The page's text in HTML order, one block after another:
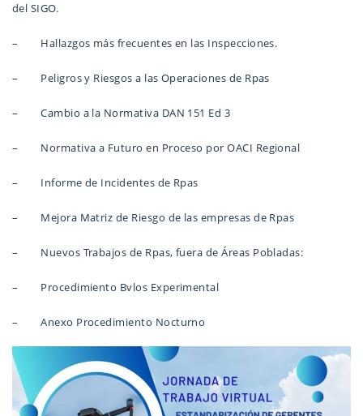
del SIGO.
– Hallazgos más frecuentes en las Inspecciones.
– Peligros y Riesgos a las Operaciones de Rpas
– Cambio a la Normativa DAN 151 Ed 3
– Normativa a Futuro en Proceso por OACI Regional
– Informe de Incidentes de Rpas
– Mejora Matriz de Riesgo de las empresas de Rpas
– Nuevos Trabajos de Rpas, fuera de Áreas Pobladas:
– Procedimiento Bvlos Experimental
– Anexo Procedimiento Nocturno